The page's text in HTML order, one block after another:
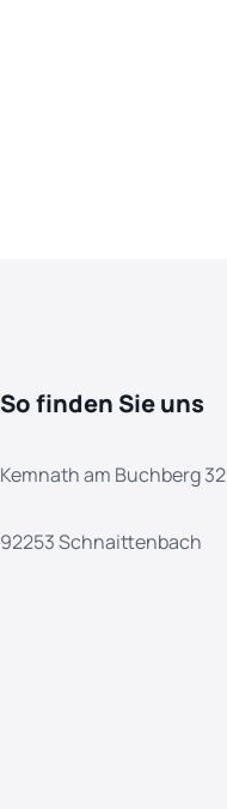
So finden Sie uns
Kemnath am Buchberg 32
92253 Schnaittenbach